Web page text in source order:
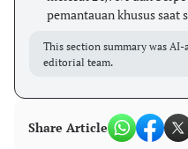
pemantauan khusus saat
This section summary was
editorial team.
Share Article